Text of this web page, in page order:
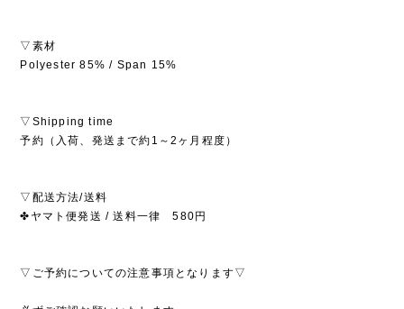
▽素材
Polyester 85% / Span 15%
▽Shipping time
予約（入荷、発送まで約1～2ヶ月程度）
▽配送方法/送料
✤ヤマト便発送 / 送料一律 580円
▽ご予約についての注意事項となります▽